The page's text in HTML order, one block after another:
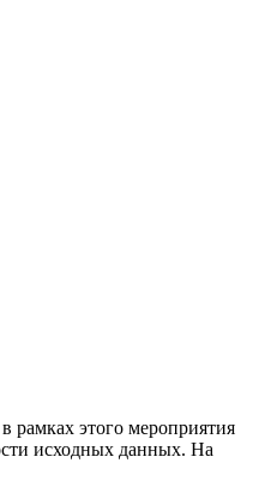
рамках этого мероприятия
исходных данных. На